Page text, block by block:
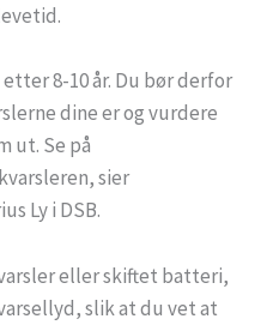
8-10 år. Du bør derfor
dine er og vurdere
ut. Se på
sier
Ly i DSB.
eller skiftet batteri,
slik at du vet at